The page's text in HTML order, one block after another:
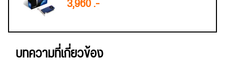
บทความที่เกี่ยวข้อง